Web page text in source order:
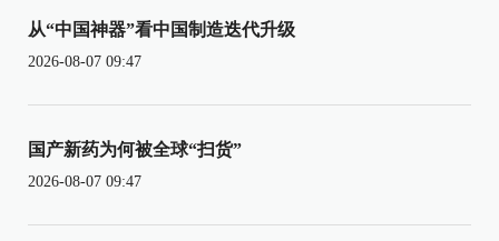
从“中国神器”看中国制造迭代升级
2026-08-07 09:47
国产新药为何被全球“扫货”
2026-08-07 09:47